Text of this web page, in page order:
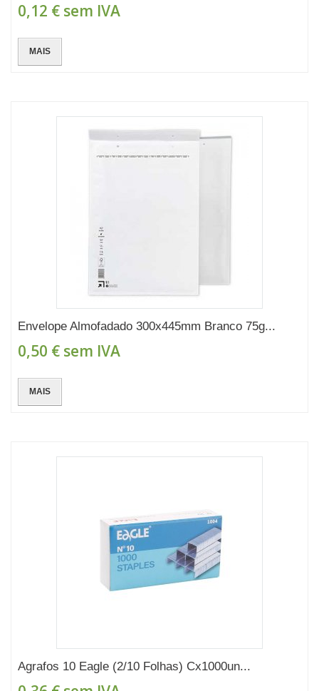
0,12 € sem IVA
MAIS
Envelope Almofadado 300x445mm Branco 75g...
0,50 € sem IVA
MAIS
Agrafos 10 Eagle (2/10 Folhas) Cx1000un...